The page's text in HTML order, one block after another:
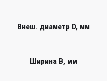
Внеш. диаметр D, мм
Ширина B, мм